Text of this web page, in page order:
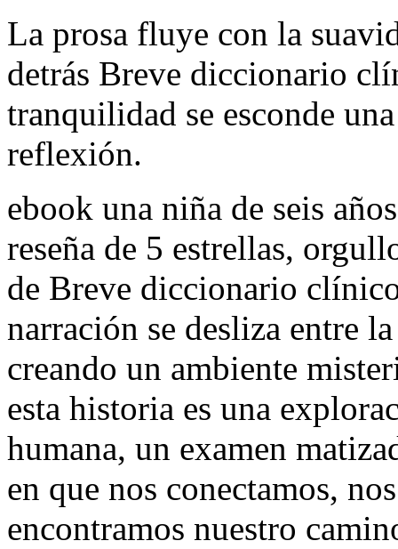
La prosa fluye con la
detrás Breve diccionario
tranquilidad se esconde
reflexión.
ebook una niña de seis
reseña de 5 estrellas,
de Breve diccionario
narración se desliza entre
creando un ambiente
esta historia es una
humana, un examen
en que nos conectamos,
encontramos nuestro